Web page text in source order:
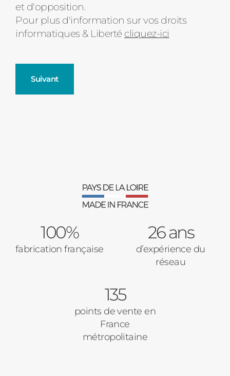
et d'opposition.
Pour plus d'information sur vos droits
informatiques & Liberté cliquez-ici
Suivant
Verrière intérieures
Baies Vitrées
Volets Roulants
Pergolas
Pavillon
100%
fabrication française
26 ans
d’expérience du
réseau
135
points de vente en
France
métropolitaine